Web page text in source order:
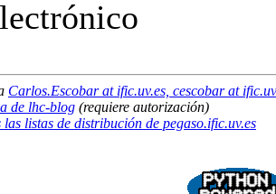
Carlos.Escobar at ific.uv.es, cescobar at
de lhc-blog (requiere autorización)
listas de distribución de pegaso.ific.uv.es